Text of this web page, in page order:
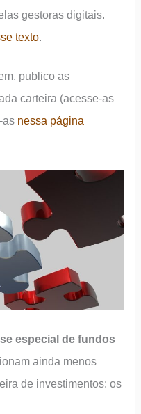
gestoras digitais.
texto.
publico as
carteira (acesse-as
as nessa página
especial de fundos
ainda menos
de investimentos: os